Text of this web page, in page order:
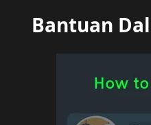
​Bantuan